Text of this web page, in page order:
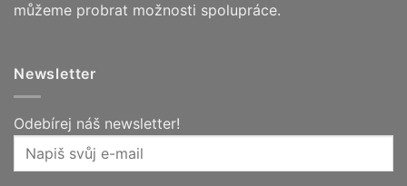
můžeme probrat možnosti spolupráce.
Newsletter
Odebírej náš newsletter!